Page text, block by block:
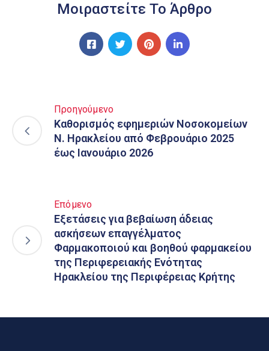
Μοιραστείτε Το Άρθρο
Προηγούμενο
Καθορισμός εφημεριών Νοσοκομείων
Ν. Ηρακλείου από Φεβρουάριο 2025
έως Ιανουάριο 2026
Επόμενο
Εξετάσεις για βεβαίωση άδειας
ασκήσεων επαγγέλματος
Φαρμακοποιού και βοηθού φαρμακείου
της Περιφερειακής Ενότητας
Ηρακλείου της Περιφέρειας Κρήτης